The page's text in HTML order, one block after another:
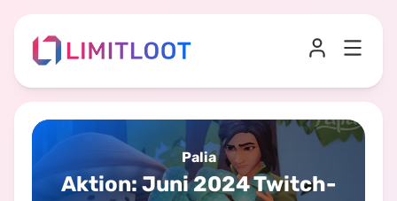
Palia
Aktion:Juni 2024 Twitch-